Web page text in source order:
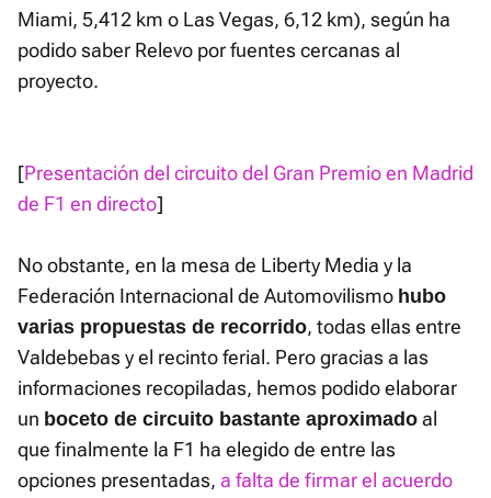
Miami, 5,412 km o Las Vegas, 6,12 km), según ha
podido saber Relevo por fuentes cercanas al
proyecto.
[Presentación del circuito del Gran Premio en Madrid
de F1 en directo]
No obstante, en la mesa de Liberty Media y la
Federación Internacional de Automovilismo hubo
varias propuestas de recorrido, todas ellas entre
Valdebebas y el recinto ferial. Pero gracias a las
informaciones recopiladas, hemos podido elaborar
un boceto de circuito bastante aproximado al
que finalmente la F1 ha elegido de entre las
opciones presentadas, a falta de firmar el acuerdo